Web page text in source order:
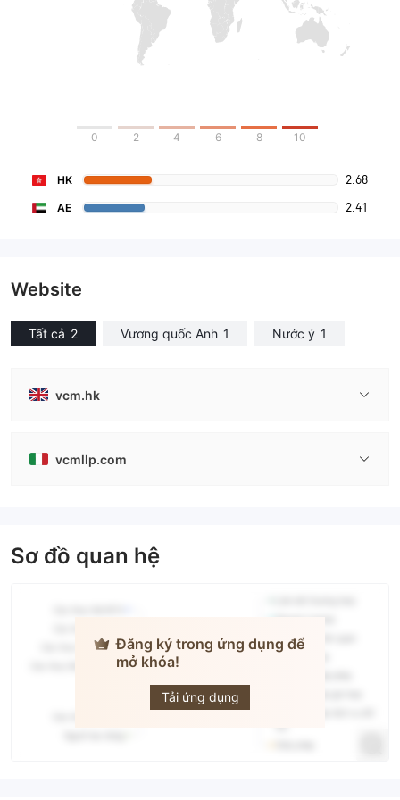
0 2 4 6 8 10
HK 2.68
AE 2.41
Website
Tất cả 2 Vương quốc Anh 1 Nước ý 1
vcm.hk
vcmllp.com
Sơ đồ quan hệ
Đăng ký trong ứng dụng để
mở khóa!
Tải ứng dụng
Vantage
Markets